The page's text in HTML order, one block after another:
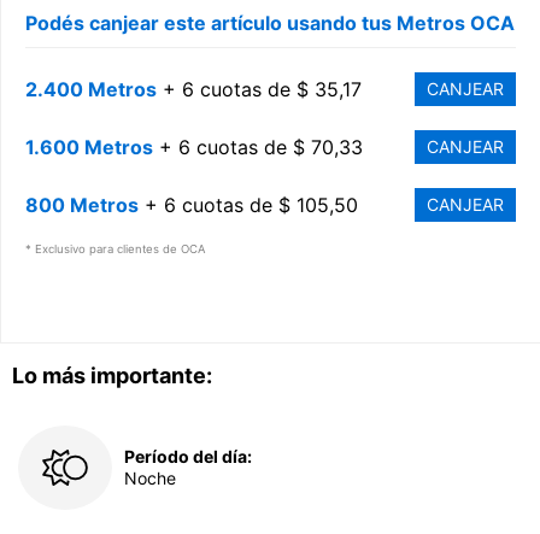
Lo más importante:
Período del día:
Noche
Podés canjear este artículo usando tus Metros OCA
2.400 Metros + 6 cuotas de $ 35,17 CANJEAR
1.600 Metros + 6 cuotas de $ 70,33 CANJEAR
800 Metros + 6 cuotas de $ 105,50 CANJEAR
* Exclusivo para clientes de OCA